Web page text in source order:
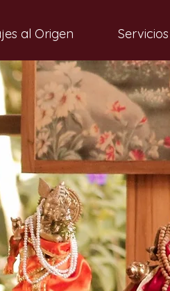
al Origen Servicios